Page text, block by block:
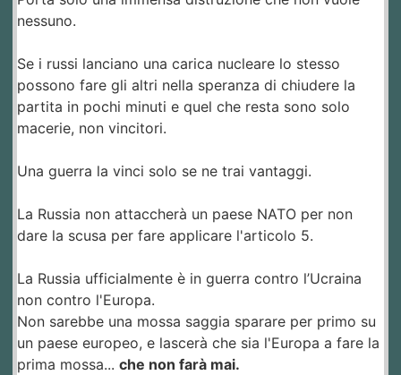
nessuno.
Se i russi lanciano una carica nucleare lo stesso
possono fare gli altri nella speranza di chiudere la
partita in pochi minuti e quel che resta sono solo
macerie, non vincitori.
Una guerra la vinci solo se ne trai vantaggi.
La Russia non attaccherà un paese NATO per non
dare la scusa per fare applicare l'articolo 5.
La Russia ufficialmente è in guerra contro l’Ucraina
non contro l'Europa.
Non sarebbe una mossa saggia sparare per primo su
un paese europeo, e lascerà che sia l'Europa a fare la
prima mossa... che non farà mai.